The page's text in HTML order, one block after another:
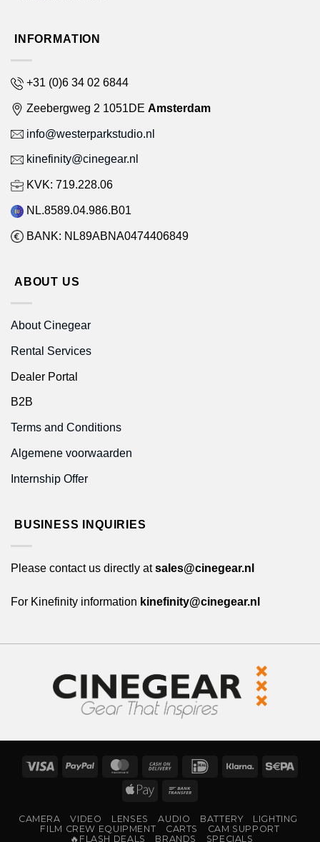
INFORMATION
+31 (0)6 34 02 6844
Zeebergweg 2 1051DE Amsterdam
info@westerparkstudio.nl
kinefinity@cinegear.nl
KVK: 719.228.06
NL.8589.04.986.B01
BANK: NL89ABNA0474406849
ABOUT US
About Cinegear
Rental Services
Dealer Portal
B2B
Terms and Conditions
Algemene voorwaarden
Internship Offer
BUSINESS INQUIRIES
Please contact us directly atsales@cinegear.nl
For Kinefinity information kinefinity@cinegear.nl
Visa PayPal MasterCard
Cash
Delivery
IDeal Klarna
Apple
CAMERA VIDEO LENSES AUDIO BATTERY
LIGHTING
FILM CREW EQUIPMENT
CARTS
CAM SUPPORT
🔥FLASH DEALS
BRANDS SPECIALS